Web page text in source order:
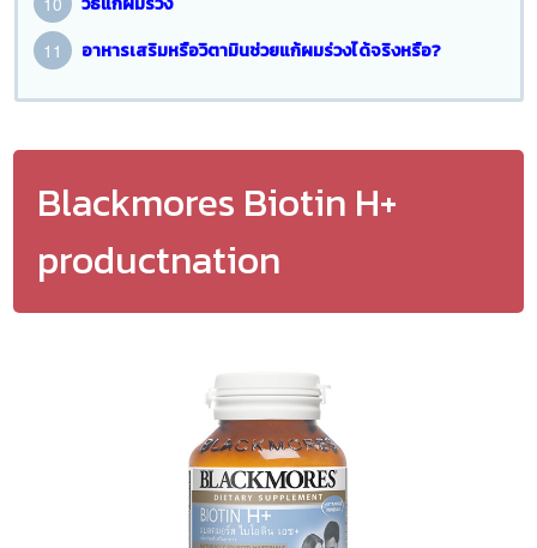
อาหารเสริมหรือวิตามินช่วยแก้ผมร่วงได้จริงหรือ?
Blackmores Biotin H+
productnation